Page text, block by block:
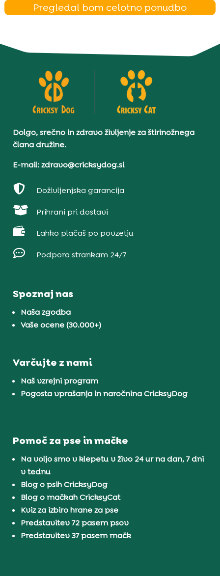
Pregledal bom celotno ponudbo
Dolgo, srečno in zdravo življenje za štirinožnega
člana družine.
E-mail: zdravo@cricksydog.si
 Doživljenjska garancija
 Prihrani pri dostavi
 Lahko plačaš po povzetju
 Podpora strankam 24/7
Spoznaj nas
Naša zgodba
Vaše ocene (30.000+)
Varčujte z nami
Naš vzrejni program
Pogosta vprašanja in naročnina CricksyDog
Pomoč za pse in mačke
Na voljo smo v klepetu v živo 24 ur na dan, 7 dni
v tednu
Blog o psih CricksyDog
Blog o mačkah CricksyCat
Kviz za izbiro hrane za pse
Predstavitev 72 pasem psov
Predstavitev 37 pasem mačk